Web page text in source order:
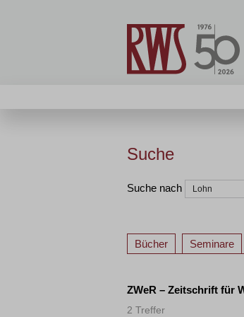
Suche
Suche nach
Bücher Seminare
ZWeR – Zeitschrift für
2 Treffer